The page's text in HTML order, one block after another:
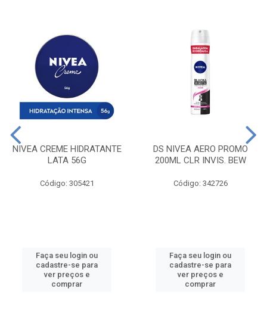
NIVEA CREME HIDRATANTE
LATA 56G
Código: 305421
Faça seu login ou
cadastre-se para
ver preços e
comprar
DS NIVEA AERO PROMO
200ML CLR INVIS. BEW
Código: 342726
Faça seu login ou
cadastre-se para
ver preços e
comprar